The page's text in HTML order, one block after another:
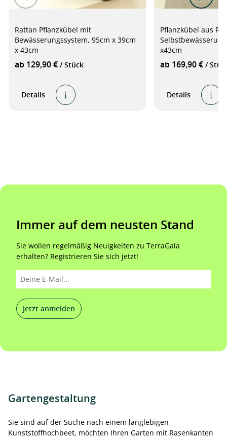
Rattan Pflanzkübel mit
Bewässerungssystem, 95cm x 39cm
x 43cm
ab 129,90 € / Stück
Details
Pflanzkübel aus
x43cm
ab 169,90 € /
Details
Immer auf dem neusten Stand
Sie wollen regelmäßig Neuigkeiten zu TerraGala
erhalten? Registrieren Sie sich jetzt!
Jetzt anmelden
Gartengestaltung
Sie sind auf der Suche nach einem langlebigen
Kunststoffhochbeet, möchten Ihren Garten mit Rasenkanten